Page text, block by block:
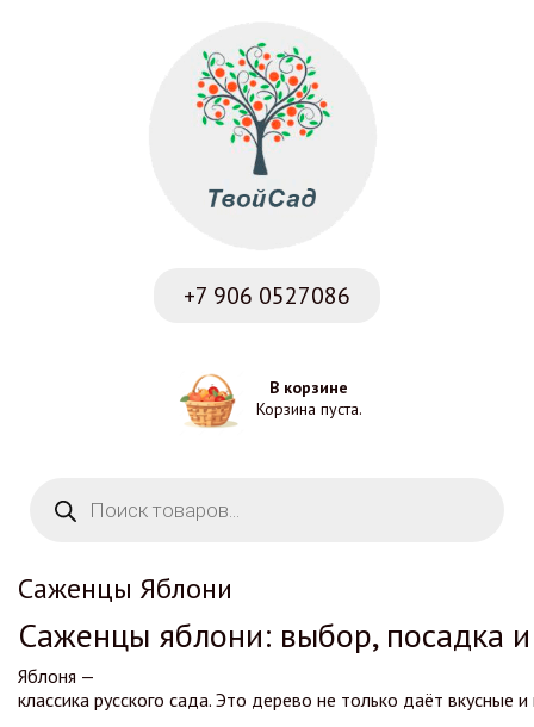
+7 906 0527086
В корзине
Корзина пуста.
Саженцы Яблони
Саженцы яблони: выбор,посадка и
Яблоня —
классика русского сада. Это дерево не только даёт вкусные и